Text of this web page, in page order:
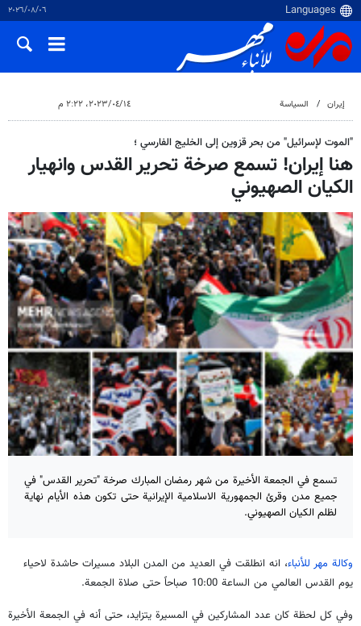
٠٦‏/٠٨‏/٢٠٢٦
إيران السياسة ١٤‏/٠٤‏/٢٠٢٣، ٢:٢٢ م
"الموت لإسرائيل" من بحر قزوين إلى الخليج الفارسي ؛
هنا إيران! تسمع صرخة تحرير القدس وانهيار
الكيان الصهيوني
تسمع في الجمعة الأخيرة من شهر رمضان المبارك صرخة "تحرير القدس" في
جميع مدن وقرئ الجمهورية الاسلامية الإيرانية حتى تكون هذه الأيام نهاية
لظلم الكيان الصهيوني.
وكالة مهر للأنباء، انه انطلقت في العديد من المدن البلاد مسيرات حاشدة لاحياء
يوم القدس العالمي من الساعة 10:00 صباحاً حتى صلاة الجمعة.
وفي كل لحظة كان عدد المشاركين في المسيرة يتزايد، حتى أنه في الجمعة الأخيرة